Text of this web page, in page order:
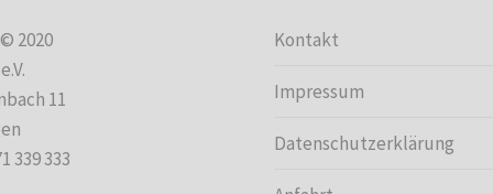
2020
11
339 333
Kontakt
Impressum
Datenschutzerklärung